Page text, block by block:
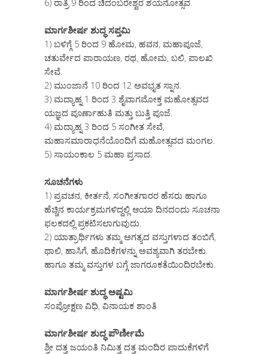
6) ರಾತ್ರಿ 9 ರಿಂದ ಚಿದಂಬರೇಶ್ವರ ಶಯನೋತ್ಸವ.
ಮಾರ್ಗಶೀರ್ಷ ಶುದ್ಧ ಸಪ್ತಮಿ
1) ಬಳಿಗ್ಗೆ 5 ರಿಂದ 9 ಹೋಮ, ಹವನ, ಮಹಾಪೂಜೆ,
ಚತುರ್ವೇದ ಪಾರಾಯಣ, ರಥ, ಹೋಮ, ಬಲಿ, ಪಾಲಖಿ
ಸೇವೆ.
2) ಮುಂಜಾನೆ 10 ರಿಂದ 12 ಅವಭೃತ ಸ್ನಾನ.
3) ಮದ್ಯಾಹ್ನ 1 ರಿಂದ 3 ಶೈವಾಗಮೋಕ್ತ ಮಹೋತ್ಸವದ
ಯಜ್ಞದ ಪೂರ್ಣಾಹುತಿ ಮತ್ತು ಬುತ್ತಿ ಪೂಜೆ.
4) ಮದ್ಯಾಹ್ನ 3 ರಿಂದ 5 ಸಂಗೀತ ಸೇವೆ,
ಮಹಾಸಮಾರಾಧನೆಯೊಂದಿಗೆ ಮಹೋತ್ಸವದ ಮಂಗಲ.
5) ಸಾಯಂಕಾಲ 5 ಮಹಾ ಪ್ರಸಾದ.
ಸೂಚನೆಗಳು
1) ಪ್ರವಚನ, ಕೀರ್ತನೆ, ಸಂಗೀತಗಾರರ ಹೆಸರು ಹಾಗೂ
ಹೆಚ್ಚಿನ ಕಾರ್ಯಕ್ರಮಗಳಿದ್ದಲ್ಲಿ ಆಯಾ ದಿನದಂದು ಸೂಚನಾ
ಫಲಕದಲ್ಲಿ ಪ್ರಕಟಿಸಲಾಗುವುದು.
2) ಯಾತ್ರಾರ್ಥಿಗಳು ತಮ್ಮ ಅಗತ್ಯದ ವಸ್ತುಗಳಾದ ತಂಬಿಗೆ,
ಥಾಲಿ, ಹಾಸಿಗೆ, ಹೊದಿಕೆಗಳನ್ನು ಅವಶ್ಯವಾಗಿ ತರಬೇಕು.
ಹಾಗೂ ತಮ್ಮ ವಸ್ತುಗಳ ಬಗ್ಗೆ ಜಾಗರೂಕತೆಯಿಂದಿರಬೇಕು.
ಮಾರ್ಗಶೀರ್ಷ ಶುದ್ಧ ಅಷ್ಟಮಿ
ಸಂಪ್ರೋಕ್ಷಣ ವಿಧಿ, ವಿನಾಯಕ ಶಾಂತಿ
ಮಾರ್ಗಶೀರ್ಷ ಶುದ್ಧ ಪೌರ್ಣೀಮೆ
ಶ್ರೀ ದತ್ತ ಜಯಂತಿ ನಿಮಿತ್ತ ದತ್ತ ಮಂದಿರ ಪಾದುಕೆಗಳಿಗೆ